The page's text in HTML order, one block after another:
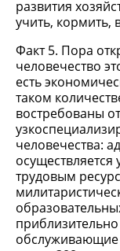
развития
учить, кормить,
Факт 5. Пора
человечество
есть
таком
востребованы
человечества:
трудовым
обслуживающие